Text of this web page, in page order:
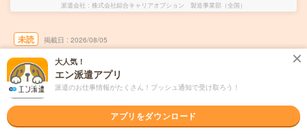
派遣会社 株式会社綜合キャリアオプション 製造事業部（全国）
未読 掲載日 2026/08/05
【未経験でも活躍できる！】ワイヤーハーネ
スの端子圧着・溶着/日払いOK
職種未経験OK 交通費別途支給あり 土日祝日が休み WEB登録OK
大人気！
エン派遣アプリ
派遣のお仕事情報がたくさん！プッシュ通知で受け取ろう！
アプリをダウンロード